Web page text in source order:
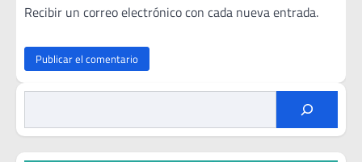
Recibir un correo electrónico con cada nueva entrada.